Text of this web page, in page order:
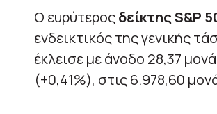
Ο ευρύτεροςδείκτης S&P
ενδεικτικός της γενικής
έκλεισε με άνοδο 28,37
(+0,41%), στις 6.978,60